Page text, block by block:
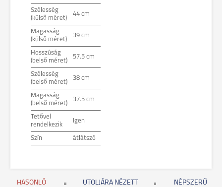
Szélesség
(külső méret)
44 cm
Magasság
(külső méret)
39 cm
Hosszúság
(belső méret)
57.5 cm
Szélesség
(belső méret)
38 cm
Magasság
(belső méret)
37.5 cm
Tetővel
rendelkezik
Igen
Szín átlátszó
HASONLÓ
UTOLJÁRA NÉZETT
NÉPSZERŰ